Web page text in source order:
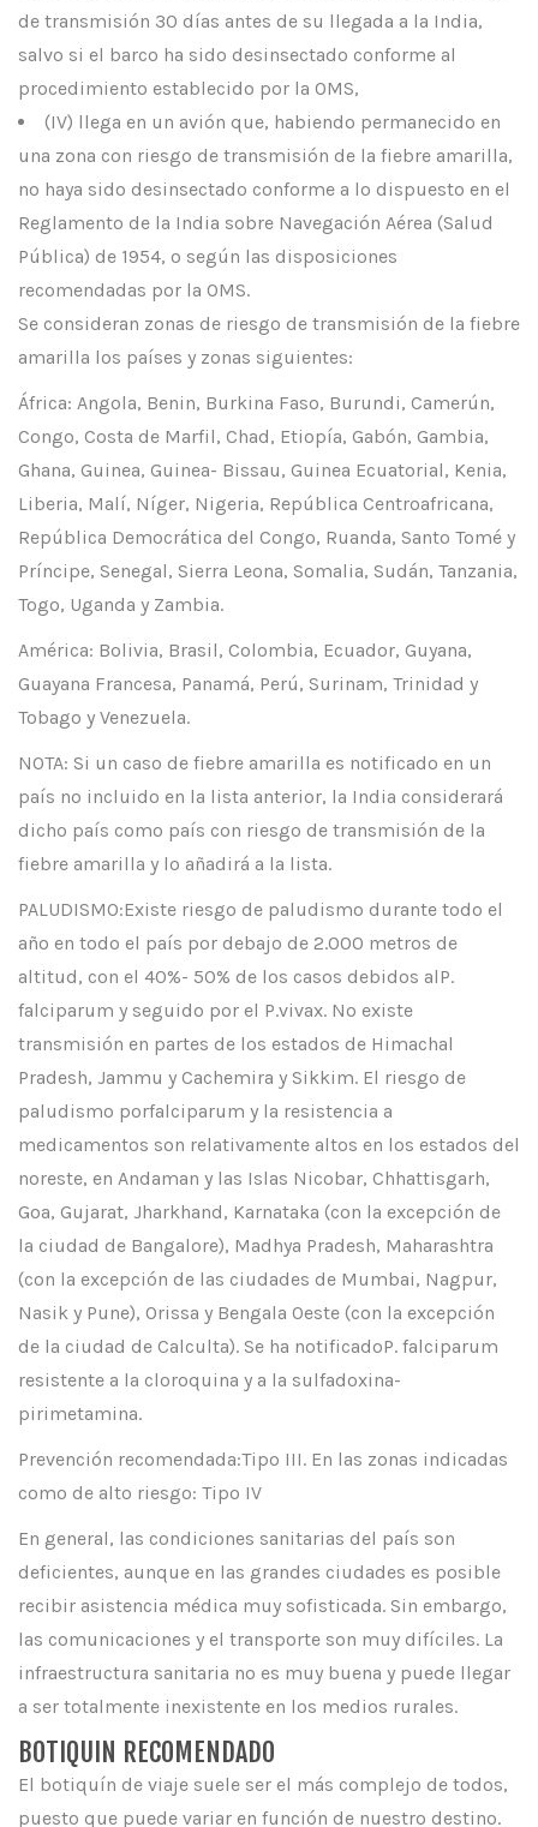
de transmisión 30 días antes de su llegada a la India,
salvo si el barco ha sido desinsectado conforme al
procedimiento establecido por la OMS,
(IV) llega en un avión que, habiendo permanecido en
una zona con riesgo de transmisión de la fiebre amarilla,
no haya sido desinsectado conforme a lo dispuesto en el
Reglamento de la India sobre Navegación Aérea (Salud
Pública) de 1954, o según las disposiciones
recomendadas por la OMS.
Se consideran zonas de riesgo de transmisión de la fiebre
amarilla los países y zonas siguientes:
África: Angola, Benin, Burkina Faso, Burundi, Camerún,
Congo, Costa de Marfil, Chad, Etiopía, Gabón, Gambia,
Ghana, Guinea, Guinea- Bissau, Guinea Ecuatorial, Kenia,
Liberia, Malí, Níger, Nigeria, República Centroafricana,
República Democrática del Congo, Ruanda, Santo Tomé y
Príncipe, Senegal, Sierra Leona, Somalia, Sudán, Tanzania,
Togo, Uganda y Zambia.
América: Bolivia, Brasil, Colombia, Ecuador, Guyana,
Guayana Francesa, Panamá, Perú, Surinam, Trinidad y
Tobago y Venezuela.
NOTA: Si un caso de fiebre amarilla es notificado en un
país no incluido en la lista anterior, la India considerará
dicho país como país con riesgo de transmisión de la
fiebre amarilla y lo añadirá a la lista.
PALUDISMO:Existe riesgo de paludismo durante todo el
año en todo el país por debajo de 2.000 metros de
altitud, con el 40%- 50% de los casos debidos alP.
falciparum y seguido por el P.vivax. No existe
transmisión en partes de los estados de Himachal
Pradesh, Jammu y Cachemira y Sikkim. El riesgo de
paludismo porfalciparum y la resistencia a
medicamentos son relativamente altos en los estados del
noreste, en Andaman y las Islas Nicobar, Chhattisgarh,
Goa, Gujarat, Jharkhand, Karnataka (con la excepción de
la ciudad de Bangalore), Madhya Pradesh, Maharashtra
(con la excepción de las ciudades de Mumbai, Nagpur,
Nasik y Pune), Orissa y Bengala Oeste (con la excepción
de la ciudad de Calculta). Se ha notificadoP. falciparum
resistente a la cloroquina y a la sulfadoxina-
pirimetamina.
Prevención recomendada:Tipo III. En las zonas indicadas
como de alto riesgo: Tipo IV
En general, las condiciones sanitarias del país son
deficientes, aunque en las grandes ciudades es posible
recibir asistencia médica muy sofisticada. Sin embargo,
las comunicaciones y el transporte son muy difíciles. La
infraestructura sanitaria no es muy buena y puede llegar
a ser totalmente inexistente en los medios rurales.
BOTIQUIN RECOMENDADO
El botiquín de viaje suele ser el más complejo de todos,
puesto que puede variar en función de nuestro destino.